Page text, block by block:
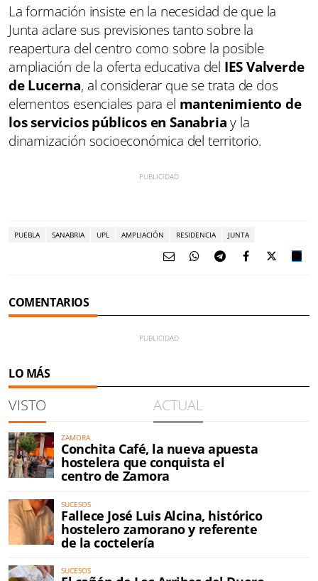
La formación insiste en la necesidad de que la
Junta aclare sus previsiones tanto sobre la
reapertura del centro como sobre la posible
ampliación de la oferta educativa del IES Valverde
de Lucerna, al considerar que se trata de dos
elementos esenciales para el mantenimiento de
los servicios públicos en Sanabriay la
dinamización socioeconómica del territorio.
PUEBLA SANABRIA UPL AMPLIACIÓN RESIDENCIA JUNTA
COMENTARIOS
LO MÁS
VISTO ACTUAL
ZAMORA
Conchita Café, la nueva apuesta
hostelera que conquista el
centro de Zamora
SUCESOS
Fallece José Luis Alcina, histórico
hostelero zamorano y referente
de la coctelería
SUCESOS